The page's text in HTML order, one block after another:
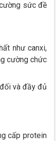
sức đề
như canxi,
cường chức
và đầy đủ
cấp protein